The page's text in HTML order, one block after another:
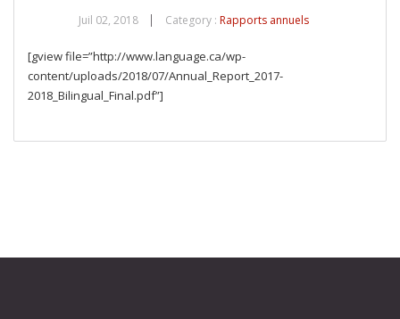
Juil 02, 2018 Category : Rapports annuels
[gview file=”http://www.language.ca/wp-
content/uploads/2018/07/Annual_Report_2017-
2018_Bilingual_Final.pdf”]